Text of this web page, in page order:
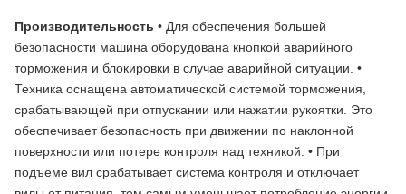
Производительность • Для обеспечения большей
безопасности машина оборудована кнопкой аварийного
торможения и блокировки в случае аварийной ситуации. •
Техника оснащена автоматической системой торможения,
срабатывающей при отпускании или нажатии рукоятки. Это
обеспечивает безопасность при движении по наклонной
поверхности или потере контроля над техникой. • При
подъеме вил срабатывает система контроля и отключает